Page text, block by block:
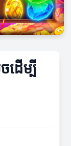
ដើម្បី